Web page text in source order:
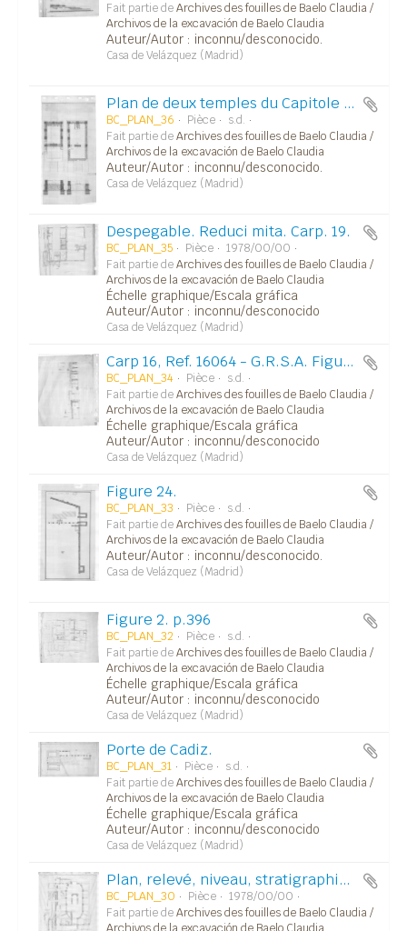
Fait partie deArchives des fouilles de Baelo Claudia /
Archivos de la excavación de Baelo Claudia
Auteur/Autor : inconnu/desconocido.
Casa de Velázquez (Madrid)
Plan de deux temples du Capitole non identifiés.
BC_PLAN_36 Pièce
s.d.
Fait partie deArchives des fouilles de Baelo Claudia /
Archivos de la excavación de Baelo Claudia
Auteur/Autor : inconnu/desconocido.
Casa de Velázquez (Madrid)
Despegable. Reduci mita. Carp. 19.
BC_PLAN_35 Pièce
1978/00/00
Fait partie deArchives des fouilles de Baelo Claudia /
Archivos de la excavación de Baelo Claudia
Échelle graphique/Escala gráfica
Auteur/Autor : inconnu/desconocido
Casa de Velázquez (Madrid)
Carp 16, Ref. 16064 - G.R.S.A. Figure 7
BC_PLAN_34 Pièce
s.d.
Fait partie deArchives des fouilles de Baelo Claudia /
Archivos de la excavación de Baelo Claudia
Échelle graphique/Escala gráfica
Auteur/Autor : inconnu/desconocido
Casa de Velázquez (Madrid)
Figure 24.
BC_PLAN_33 Pièce
s.d.
Fait partie deArchives des fouilles de Baelo Claudia /
Archivos de la excavación de Baelo Claudia
Auteur/Autor : inconnu/desconocido.
Casa de Velázquez (Madrid)
Figure 2. p.396
BC_PLAN_32 Pièce
s.d.
Fait partie deArchives des fouilles de Baelo Claudia /
Archivos de la excavación de Baelo Claudia
Échelle graphique/Escala gráfica
Auteur/Autor : inconnu/desconocido
Casa de Velázquez (Madrid)
Porte de Cadiz.
BC_PLAN_31 Pièce
s.d.
Fait partie deArchives des fouilles de Baelo Claudia /
Archivos de la excavación de Baelo Claudia
Échelle graphique/Escala gráfica
Auteur/Autor : inconnu/desconocido
Casa de Velázquez (Madrid)
Plan, relevé, niveau, stratigraphie.../Plano, alzado, planta, estratigrafía...
BC_PLAN_30 Pièce
1978/00/00
Fait partie deArchives des fouilles de Baelo Claudia /